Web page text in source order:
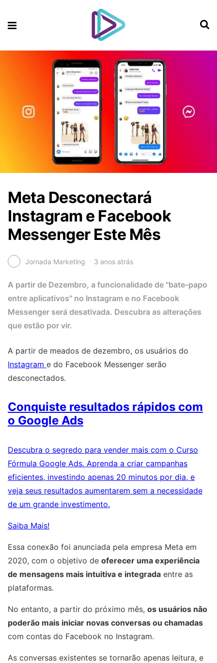
Meta Desconectará
Instagram e Facebook
Messenger Este Mês
Jornada Marketing 3 anos atrás
A partir de Dezembro, a funcionalidade de "bate-papo
entre aplicativos" no Instagram e no Facebook
Messenger será desativada. Descubra as alterações
que estão por vir.
A partir de meados de dezembro, os usuários do
Instagram e do Facebook Messenger serão
desconectados.
Conquiste resultados rápidos com
o Google Ads
Descubra o segredo para vender mais com o Curso
Fórmula Google Ads. Aprenda a criar campanhas
eficientes, investindo apenas 20 minutos por dia, e
veja seus resultados aumentarem sem a necessidade
de um grande investimento.
Saiba Mais!
Essa conexão foi anunciada pela empresa Meta em
2020, com o objetivo de oferecer uma experiência
de mensagens mais intuitiva e integrada entre as
plataformas.
No entanto, a partir do próximo mês, os usuários não
poderão mais iniciar novas conversas ou chamadas
com contas do Facebook no Instagram.
As conversas existentes se tornarão apenas leitura, e